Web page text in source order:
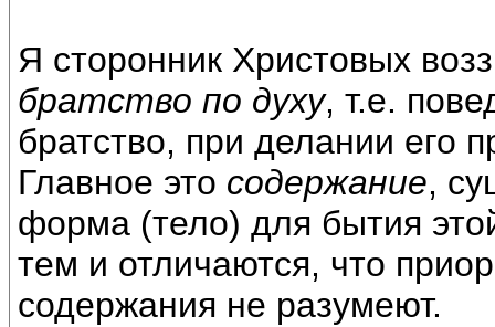
Я сторонник Христовых
братство по духу, т.е.
братство, при делании его
Главное это содержание,
форма (тело) для бытия
тем и отличаются, что
содержания не разумеют.